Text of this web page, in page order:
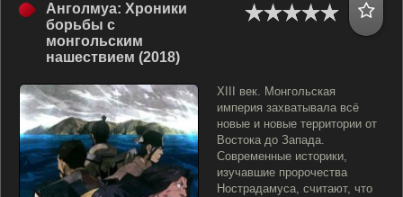
Анголмуа: Хроники
борьбы с
монгольским
нашествием (2018)
XIII век. Монгольская
империя захватывала всё
новые и новые территории от
Востока до Запада.
Современные историки,
изучавшие пророчества
Нострадамуса, считают, что